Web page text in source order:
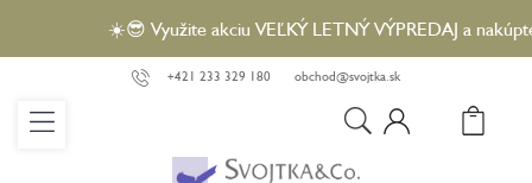
obsah
☀️😎 Využite akciu VEĽKÝ LETNÝ VÝPREDAJ a nakúpte
+421 233 329 180 obchod@svojtka.sk